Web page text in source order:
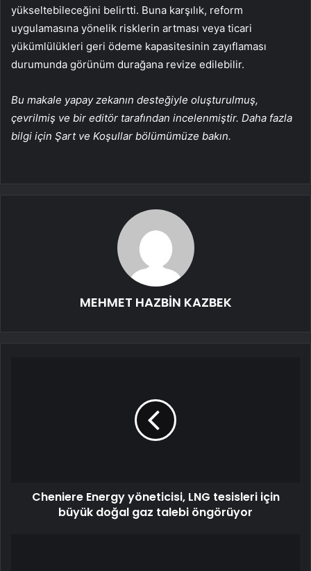
yükseltebileceğini belirtti. Buna karşılık, reform
uygulamasına yönelik risklerin artması veya ticari
yükümlülükleri geri ödeme kapasitesinin zayıflaması
durumunda görünüm durağana revize edilebilir.
Bu makale yapay zekanın desteğiyle oluşturulmuş,
çevrilmiş ve bir editör tarafından incelenmiştir. Daha fazla
bilgi için Şart ve Koşullar bölümümüze bakın.
MEHMET HAZBİN KAZBEK
Cheniere Energy yöneticisi, LNG tesisleri için
büyük doğal gaz talebi öngörüyor